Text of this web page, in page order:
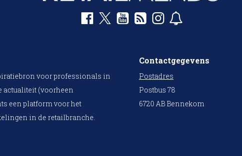
voor professionals in
actualiteit (voorheen
een platform voor het
in de retailbranche.
Contactgegevens
Postadres
Postbus 78
6720 AB Bennekom